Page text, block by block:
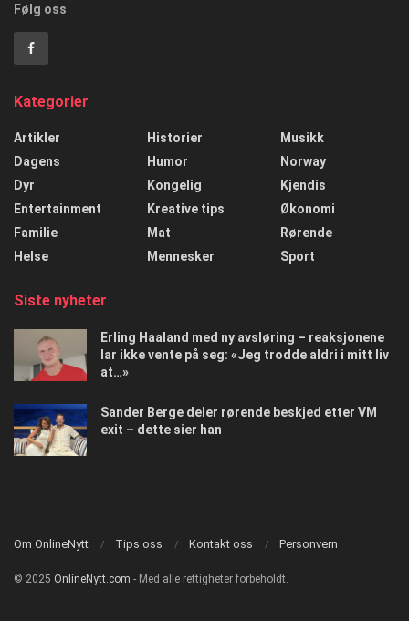
Følg oss
Kategorier
Artikler
Dagens
Dyr
Entertainment
Familie
Helse
Historier
Humor
Kongelig
Kreative tips
Mat
Mennesker
Musikk
Norway
Kjendis
Økonomi
Rørende
Sport
Siste nyheter
Erling Haaland med ny avsløring – reaksjonene
lar ikke vente på seg: «Jeg trodde aldri i mitt liv
at…»
Sander Berge deler rørende beskjed etter VM
exit – dette sier han
Om OnlineNytt Tips oss Kontakt oss Personvern
© 2025 OnlineNytt.com - Med alle rettigheter forbeholdt.